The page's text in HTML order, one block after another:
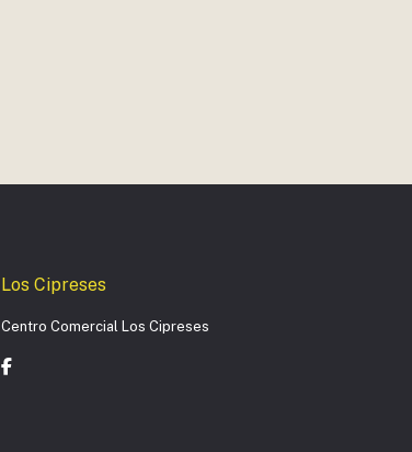
Los Cipreses
Centro Comercial Los Cipreses